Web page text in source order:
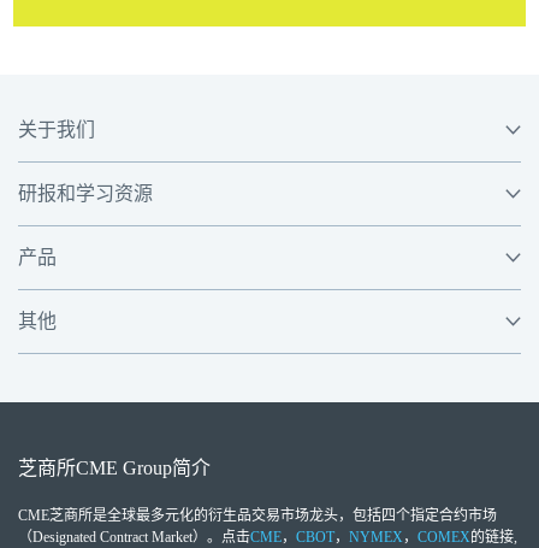
关于我们
研报和学习资源
产品
其他
芝商所CME Group简介
CME芝商所是全球最多元化的衍生品交易市场龙头，包括四个指定合约市场
（Designated Contract Market）。点击CME， CBOT， NYMEX， COMEX的链接,